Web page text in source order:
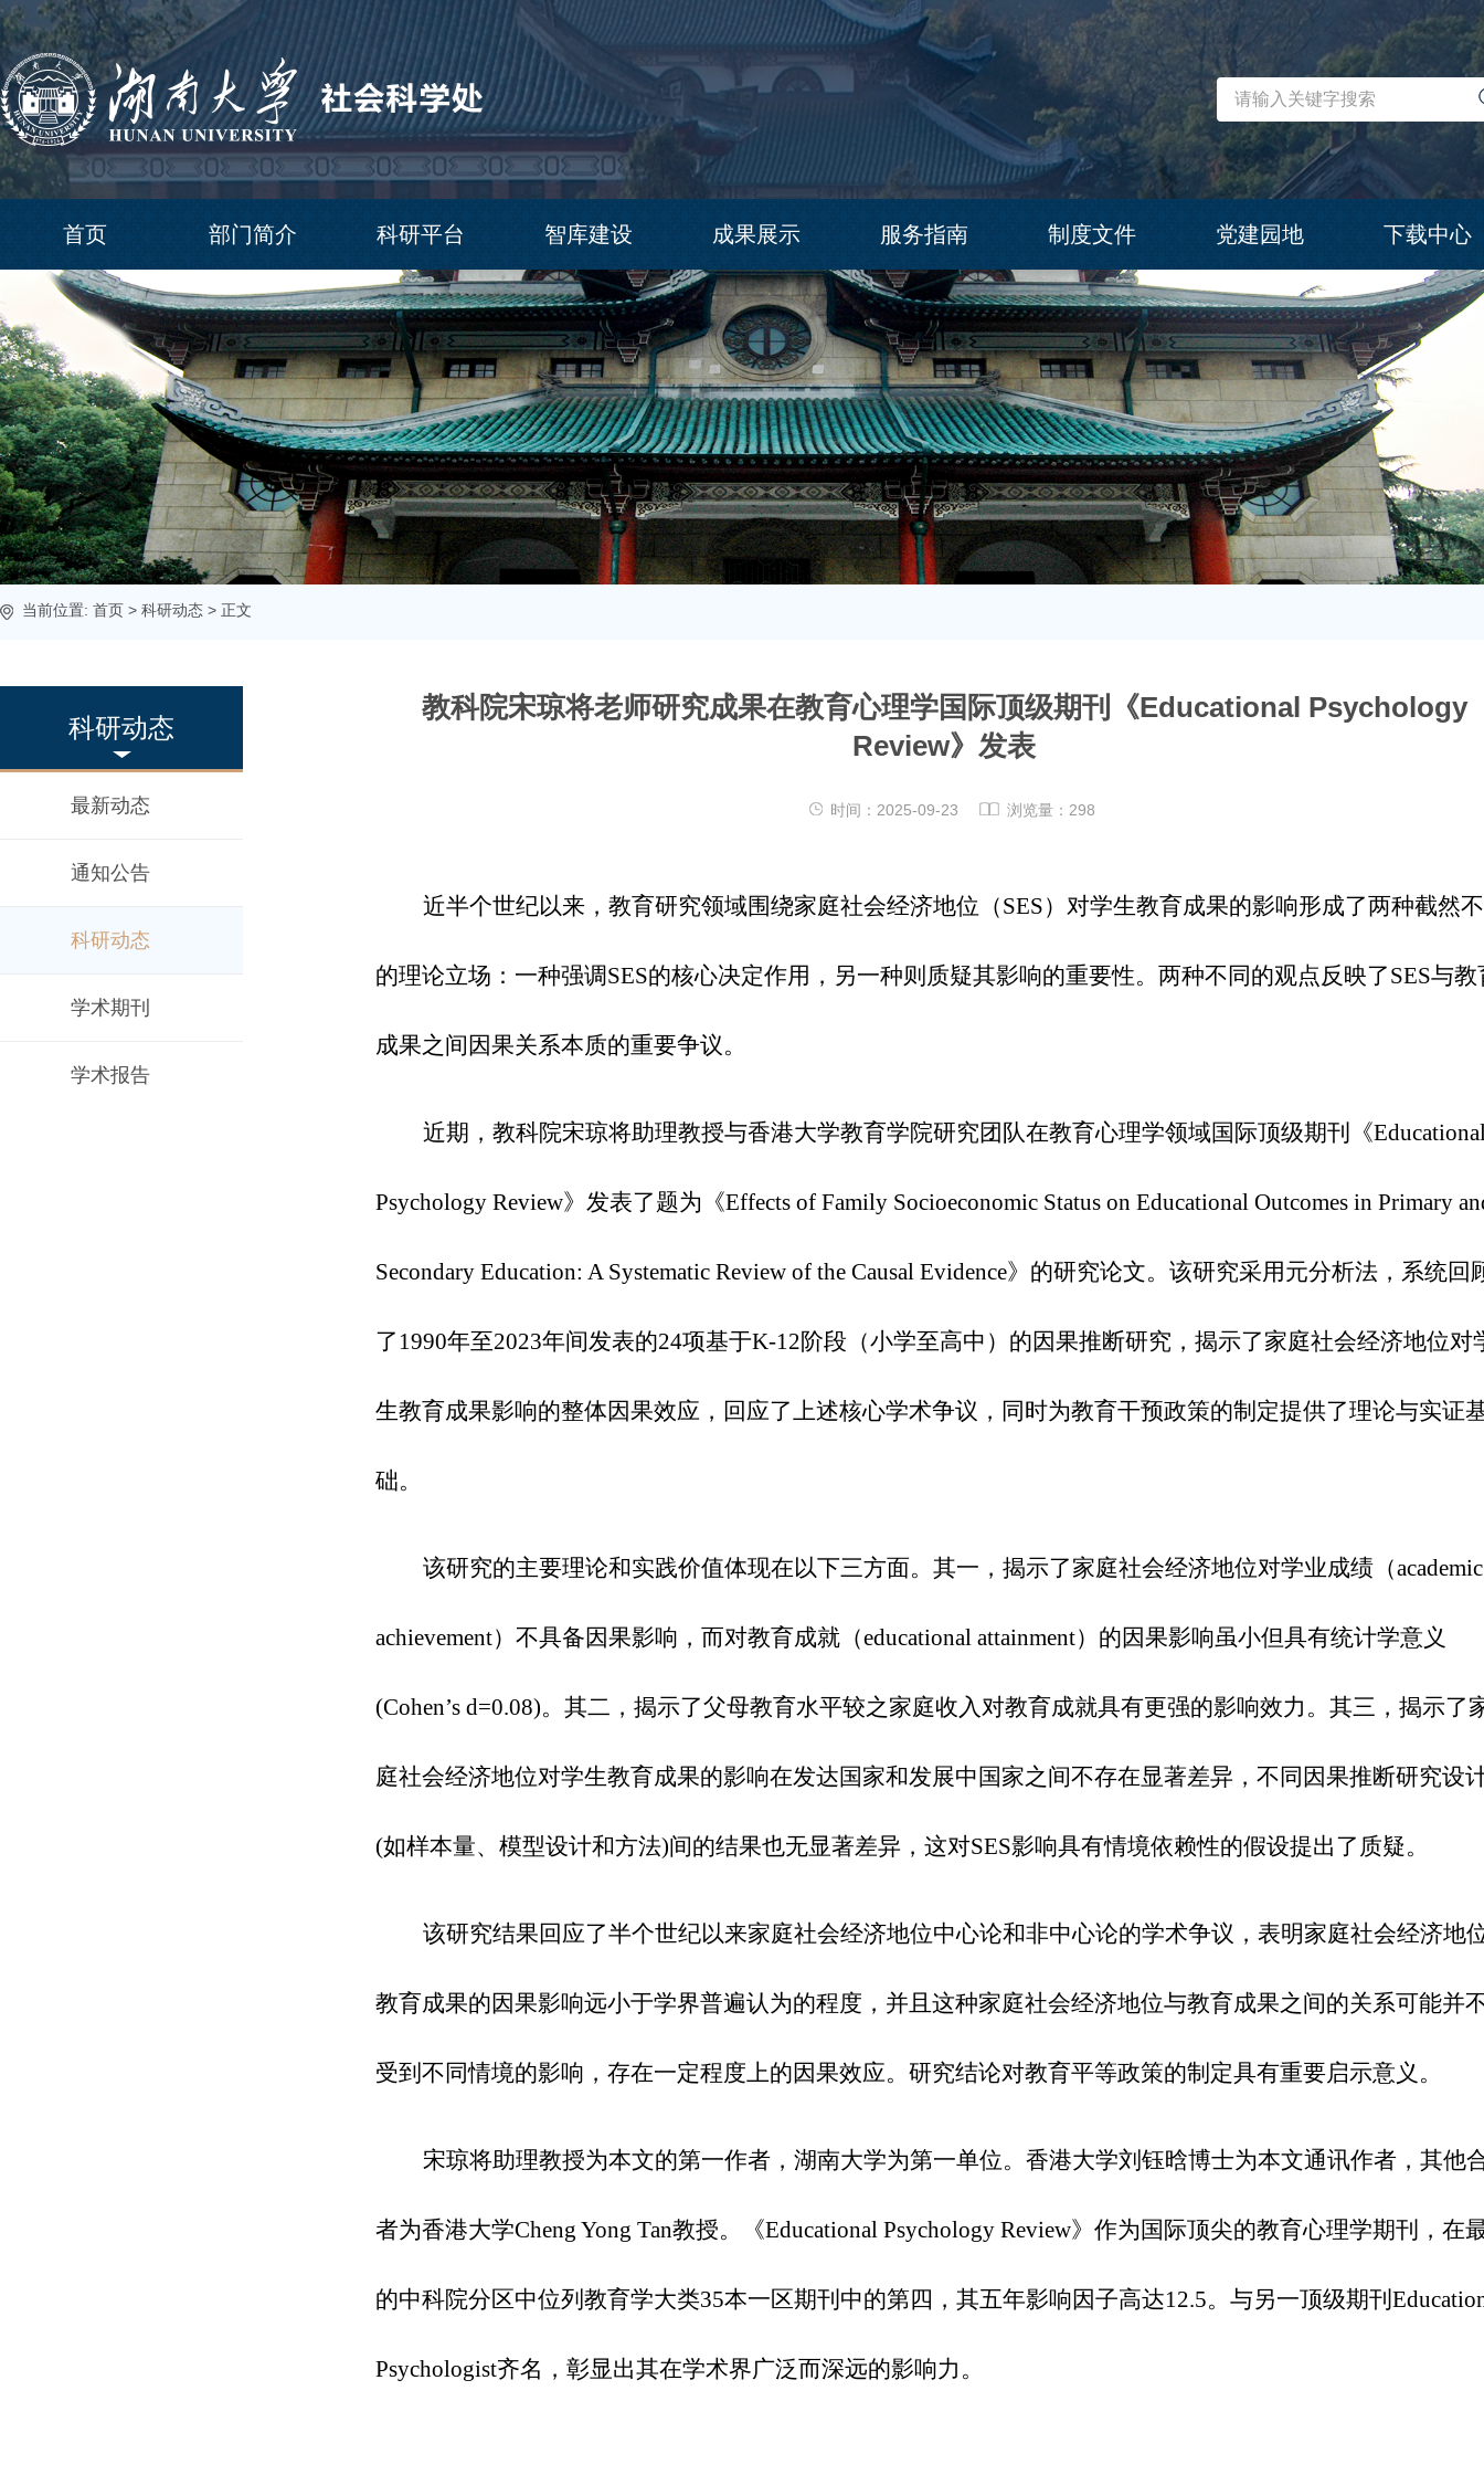
首页 部门简介 科研平台 智库建设 成果展示 服务指南 制度文件 党建园地 下载中心
当前位置: 首页 > 科研动态 > 正文
科研动态
最新动态
通知公告
科研动态
学术期刊
学术报告
教科院宋琼将老师研究成果在教育心理学国际顶级期刊《Educational Psychology
Review》发表
时间： 2025-09-23 浏览量： 298
近半个世纪以来，教育研究领域围绕家庭社会经济地位（SES）对学生教育成果的影响形成了两种截然
的理论立场：一种强调SES的核心决定作用，另一种则质疑其影响的重要性。两种不同的观点反映了SES与教
成果之间因果关系本质的重要争议。
近期，教科院宋琼将助理教授与香港大学教育学院研究团队在教育心理学领域国际顶级期刊《
Psychology Review》发表了题为《Effects of Family Socioeconomic Status on Educational Outcomes in Primary
Secondary Education: A Systematic Review of the Causal Evidence》的研究论文。该研究采用元分析法，系统回
了1990年至2023年间发表的24项基于K-12阶段（小学至高中）的因果推断研究，揭示了家庭社会经济地位对
生教育成果影响的整体因果效应，回应了上述核心学术争议，同时为教育干预政策的制定提供了理论与实证
础。
该研究的主要理论和实践价值体现在以下三方面。其一，揭示了家庭社会经济地位对学业成绩（academic
achievement）不具备因果影响，而对教育成就（educational attainment）的因果影响虽小但具有统计学意义
(Cohen’s d=0.08)。其二，揭示了父母教育水平较之家庭收入对教育成就具有更强的影响效力。其三，揭示了
庭社会经济地位对学生教育成果的影响在发达国家和发展中国家之间不存在显著差异，不同因果推断研究设
(如样本量、模型设计和方法)间的结果也无显著差异，这对SES影响具有情境依赖性的假设提出了质疑。
该研究结果回应了半个世纪以来家庭社会经济地位中心论和非中心论的学术争议，表明家庭社会经济地
教育成果的因果影响远小于学界普遍认为的程度，并且这种家庭社会经济地位与教育成果之间的关系可能并
受到不同情境的影响，存在一定程度上的因果效应。研究结论对教育平等政策的制定具有重要启示意义。
宋琼将助理教授为本文的第一作者，湖南大学为第一单位。香港大学刘钰晗博士为本文通讯作者，其他
者为香港大学Cheng Yong Tan教授。《Educational Psychology Review》作为国际顶尖的教育心理学期刊，在
的中科院分区中位列教育学大类35本一区期刊中的第四，其五年影响因子高达12.5。与另一顶级期刊
Psychologist齐名，彰显出其在学术界广泛而深远的影响力。